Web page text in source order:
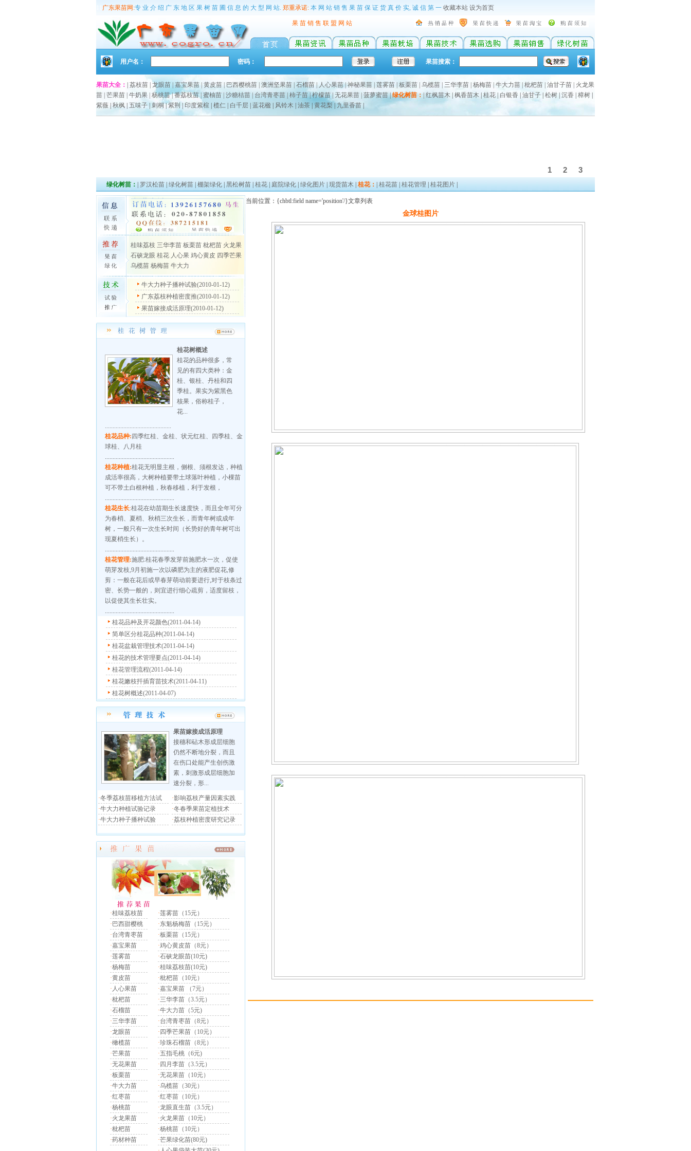
广东果苗网:专 业 介 绍 广 东 地 区 果 树 苗 圃 信 息 的 大 型 网 站. 郑重承诺: 本 网 站 销 售 果 苗 保 证 货 真 价 实, 诚 信 第 一 收藏本站 设为首页
果 苗 销 售 联 盟 网 站
用户名： 密码： 果苗搜索：
果苗大全： 荔枝苗 龙眼苗 嘉宝果苗 黄皮苗 巴西樱桃苗 澳洲坚果苗 石榴苗 人心果苗| 神秘果苗 莲雾苗 板栗苗 乌榄苗 三华李苗 杨梅苗 牛大力苗 枇杷苗 油甘子苗
火龙果
苗 芒果苗 牛奶果 杨桃苗| 番荔枝苗 蜜柚苗 沙糖桔苗 台湾青枣苗 柿子苗 柠檬苗 无花果苗 菠萝蜜苗| 绿化树苗：| 红枫苗木 枫香苗木 桂花 白银香 油甘子 松树 沉香 樟树
紫薇 秋枫 五味子 刺桐|紫荆 印度紫楦 榄仁 白千层 蓝花楹 风铃木 油茶 黄花梨 九里香苗
绿化树苗： 罗汉松苗| 绿化树苗| 棚架绿化| 黑松树苗| 桂花| 庭院绿化| 绿化图片| 现货苗木| 桂花： 桂花苗| 桂花管理 桂花图片|
桂味荔枝 三华李苗 板栗苗 枇杷苗 火龙果
石硖龙眼 桂花 人心果 鸡心黄皮 四季芒果
乌榄苗 杨梅苗 牛大力
牛大力种子播种试验(2010-01-12)
广东荔枝种植密度推(2010-01-12)
果苗嫁接成活原理(2010-01-12)
桂花树概述
桂花的品种很多，常
见的有四大类种：金
桂、银桂、丹桂和四
季桂。果实为紫黑色
核果，俗称桂子，
花...
...........................................
桂花品种: 四季红桂、金桂、状元红桂、四季桂、金
球桂、八月桂
.............................................
桂花种植:桂花无明显主根，侧根、须根发达，种植
成活率很高，大树种植要带土球落叶种植，小棵苗
可不带土白根种植，秋春移植，利于发根，
.............................................
桂花生长:桂花在幼苗期生长速度快，而且全年可分
为春梢、夏梢、秋梢三次生长，而青年树或成年
树，一般只有一次生长时间（长势好的青年树可出
现夏梢生长）。
.............................................
桂花管理:施肥:桂花春季发芽前施肥水一次，促使
萌芽发枝,9月初施一次以磷肥为主的液肥促花,修
剪：一般在花后或早春芽萌动前要进行,对于枝条过
密、长势一般的，则宜进行细心疏剪，适度留枝，
以促使其生长壮实。
.............................................
桂花品种及开花颜色(2011-04-14)
简单区分桂花品种(2011-04-14)
桂花盆栽管理技术(2011-04-14)
桂花的技术管理要点(2011-04-14)
桂花管理流程(2011-04-14)
桂花嫩枝扦插育苗技术(2011-04-11)
桂花树概述(2011-04-07)
果苗嫁接成活原理
接穗和砧木形成层细胞
仍然不断地分裂，而且
在伤口处能产生创伤激
素，刺激形成层细胞加
速分裂，形...
·冬季荔枝苗移植方法试
·牛大力种植试验记录
·牛大力种子播种试验
·影响荔枝产量因素实践
·冬春季果苗定植技术
·荔枝种植密度研究记录
·桂味荔枝苗
· 巴西甜樱桃
·台湾青枣苗
·嘉宝果苗
·莲雾苗
·杨梅苗
·黄皮苗
· 人心果苗
·枇杷苗
·石榴苗
·三华李苗
·龙眼苗
·橄榄苗
·芒果苗
·无花果苗
·板栗苗
·牛大力苗
·红枣苗
·杨桃苗
·火龙果苗
·枇杷苗
·药材种苗
·莲雾苗（15元）
·东魁杨梅苗（15元）
·板栗苗（15元）
·鸡心黄皮苗（8元）
·石硖龙眼苗(10元)
·桂味荔枝苗(10元)
·枇杷苗（10元）
·嘉宝果苗 （7元）
·三华李苗（3.5元）
·牛大力苗（5元)
·台湾青枣苗（8元）
· 四季芒果苗（10元）
·珍珠石榴苗（8元）
·五指毛桃（6元)
· 四月李苗（3.5元）
·无花果苗（10元）
·乌榄苗（30元）
·红枣苗（10元）
·龙眼直生苗（3.5元）
·火龙果苗（10元）
·杨桃苗（10元）
·芒果绿化苗(80元)
当前位置：{chbtl:field name='position'/}文章列表
金球桂图片